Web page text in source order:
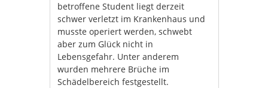
betroffene Student liegt derzeit
schwer verletzt im Krankenhaus und
musste operiert werden, schwebt
aber zum Glück nicht in
Lebensgefahr. Unter anderem
wurden mehrere Brüche im
Schädelbereich festgestellt.